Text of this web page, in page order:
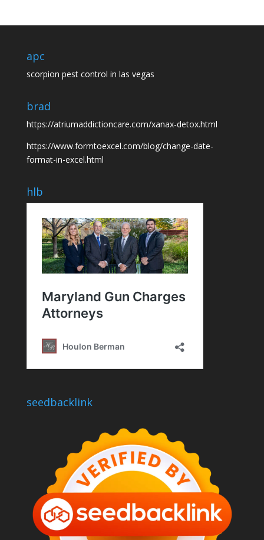
apc
scorpion pest control in las vegas
brad
https://atriumaddictioncare.com/xanax-detox.html
https://www.formtoexcel.com/blog/change-date-
format-in-excel.html
hlb
seedbacklink